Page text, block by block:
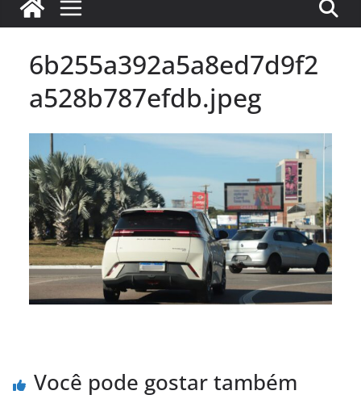
6b255a392a5a8ed7d9f2
a528b787efdb.jpeg
Você pode gostar também